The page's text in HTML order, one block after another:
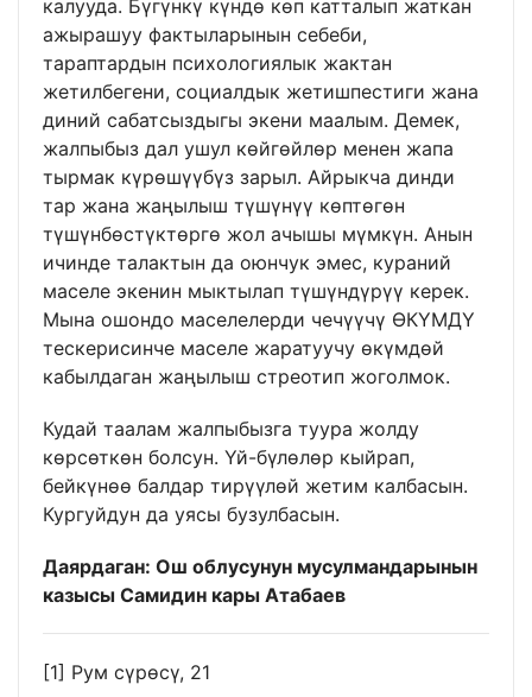
калууда. Бүгүнкү күндө көп катталып жаткан
ажырашуу фактыларынын себеби,
тараптардын психологиялык жактан
жетилбегени, социалдык жетишпестиги жана
диний сабатсыздыгы экени маалым. Демек,
жалпыбыз дал ушул көйгөйлөр менен жапа
тырмак күрөшүүбүз зарыл. Айрыкча динди
тар жана жаңылыш түшүнүү көптөгөн
түшүнбөстүктөргө жол ачышы мүмкүн. Анын
ичинде талактын да оюнчук эмес, кураний
маселе экенин мыктылап түшүндүрүү керек.
Мына ошондо маселелерди чечүүчү ӨКҮМДҮ
тескерисинче маселе жаратуучу өкүмдөй
кабылдаган жаңылыш стреотип жоголмок.
Кудай таалам жалпыбызга туура жолду
көрсөткөн болсун. Үй-бүлөлөр кыйрап,
бейкүнөө балдар тирүүлөй жетим калбасын.
Кургуйдун да уясы бузулбасын.
Даярдаган: Ош облусунун мусулмандарынын
казысы Самидин кары Атабаев
[1] Рум сүрөсү, 21